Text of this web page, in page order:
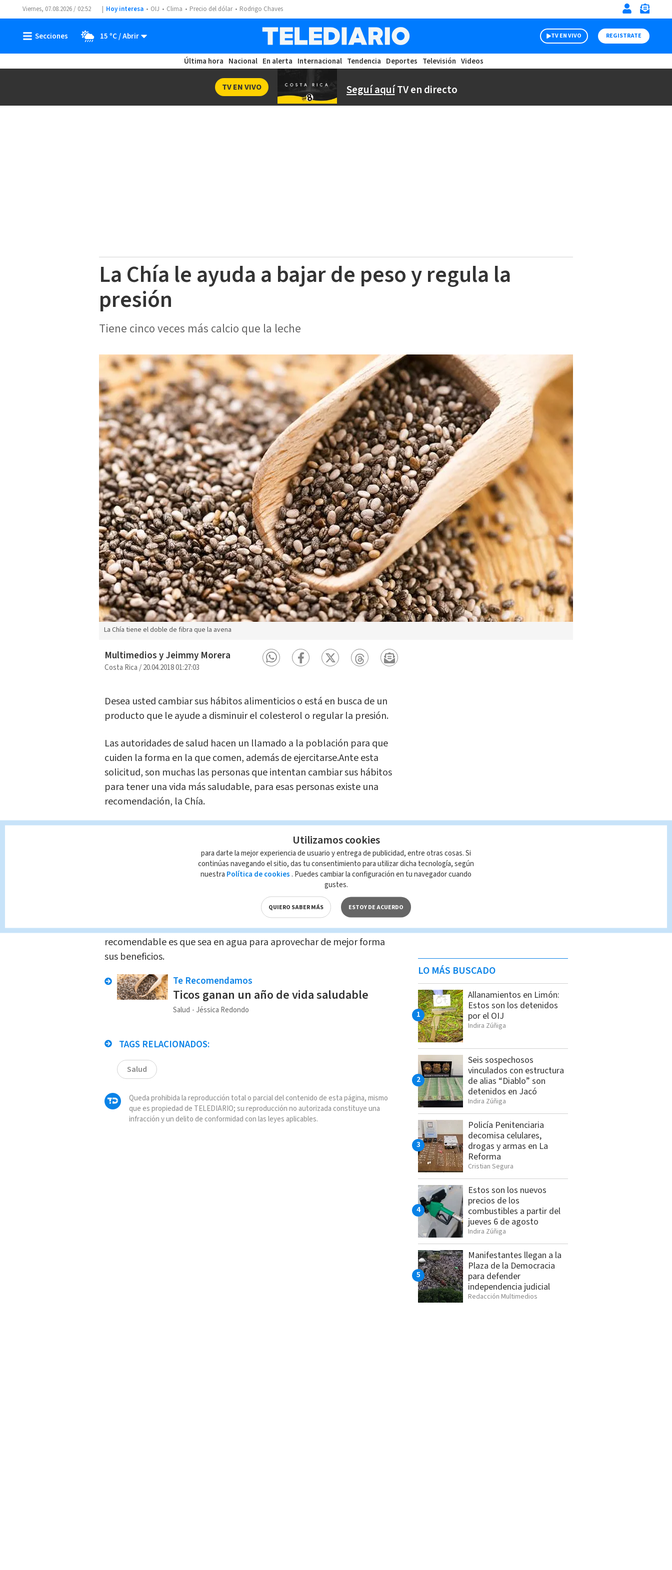
Viernes, 07.08.2026 / 02:52 Hoy interesa OIJ Clima Precio del dólar Rodrigo Chaves
15 ºC TV EN VIVO REGISTRATE
Última hora Nacional En alerta Internacional Tendencia Deportes Televisión Videos
Seguí aquíTV en directo
TV EN VIVO
La Chía le ayuda a bajar de peso y regula la
presión
Tiene cinco veces más calcio que la leche
La Chía tiene el doble de fibra que la avena
Multimedios y Jeimmy Morera
Costa Rica/20.04.2018 01:27:03
Desea usted cambiar sus hábitos alimenticios o está en busca de un
producto que le ayude a disminuir el colesterol o regular la presión.
Las autoridades de salud hacen un llamado a la población para que
cuiden la forma en la que comen, además de ejercitarse.Ante esta
solicitud, son muchas las personas que intentan cambiar sus hábitos
para tener una vida más saludable, para esas personas existe una
recomendación, la Chía.
Las semillas de chía son una excelente alternativa, ya que es muy
tiene cinco veces más calcio que la leche, tres veces la
cantidad de hierro de las espinacas, el doble de fibra que la avena
el doble de proteínas que cualquier verdura.
Aunque la chía se puede consumir de diferentes formas lo más
recomendable es que sea en agua para aprovechar de mejor forma
sus beneficios.
Te Recomendamos
Ticos ganan un año de vida saludable
Salud Jéssica Redondo
TAGS RELACIONADOS:
Salud
Queda prohibida la reproducción total o parcial del contenido de esta página, mismo
que es propiedad de TELEDIARIO; su reproducción no autorizada constituye una
infracción y un delito de conformidad con las leyes aplicables.
LO MÁS BUSCADO
Allanamientos en Limón:
Estos son los detenidos
por el OIJ
Indira Zúñiga
Seis sospechosos
vinculados con estructura
de alias “Diablo” son
detenidos en Jacó
Indira Zúñiga
Policía Penitenciaria
decomisa celulares,
drogas y armas en La
Reforma
Cristian Segura
Estos son los nuevos
precios de los
combustibles a partir del
jueves 6 de agosto
Indira Zúñiga
Manifestantes llegan a la
Plaza de la Democracia
para defender
independencia judicial
Redacción Multimedios
Utilizamos cookies
para darte la mejor experiencia de usuario y entrega de publicidad, entre otras cosas. Si
continúas navegando el sitio, das tu consentimiento para utilizar dicha tecnología, según
nuestra Política de cookies . Puedes cambiar la configuración en tu navegador cuando
gustes.
QUIERO SABER MÁS ESTOY DE ACUERDO